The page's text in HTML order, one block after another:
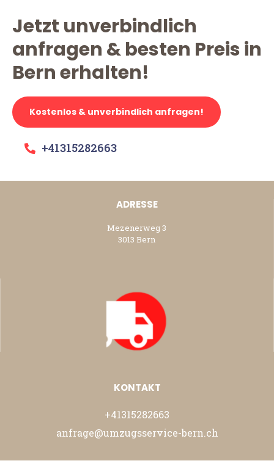
Jetzt unverbindlich
anfragen & besten Preis in
Bern erhalten!
Kostenlos & unverbindlich anfragen!
+41315282663
ADRESSE
Mezenerweg 3
3013 Bern
KONTAKT
+41315282663
anfrage@umzugsservice-bern.ch